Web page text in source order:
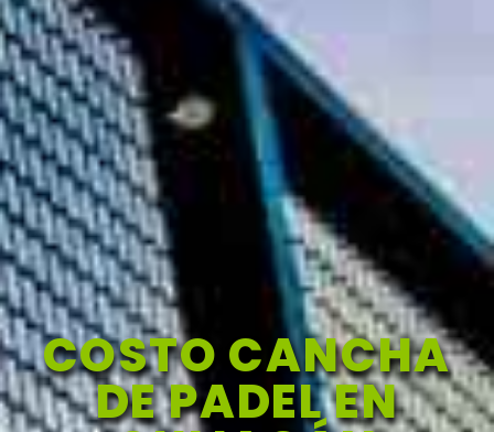
COSTO CANCHA
DE PADEL EN